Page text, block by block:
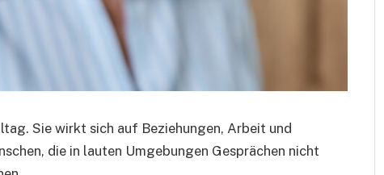
Sie wirkt sich auf Beziehungen, Arbeit und
die in lauten Umgebungen Gesprächen nicht